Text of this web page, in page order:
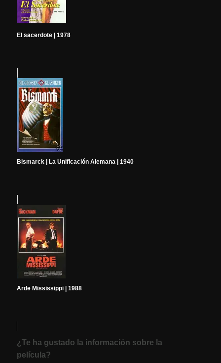
El sacerdote | 1978
Bismarck | La Unificación Alemana | 1940
Arde Mississippi | 1988
¿Te ha gustado la información sobre la
película?